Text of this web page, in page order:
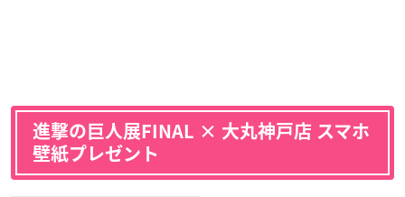
進撃の巨人展FINAL × 大丸神戸店 スマホ
壁紙プレゼント